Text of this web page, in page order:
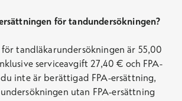
för tandundersökningen?
tandläkarundersökningen är 55,00
serviceavgift 27,40 € och FPA-
inte är berättigad FPA-ersättning,
utan FPA-ersättning